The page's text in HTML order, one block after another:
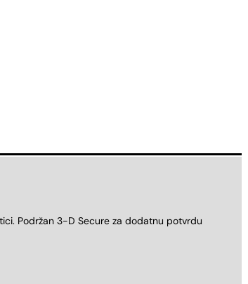
Podržan 3-D Secure za dodatnu potvrdu